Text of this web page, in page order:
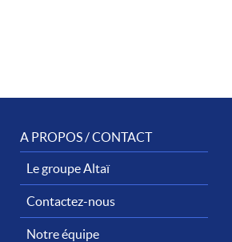
A PROPOS / CONTACT
Le groupe Altaï
Contactez-nous
Notre équipe